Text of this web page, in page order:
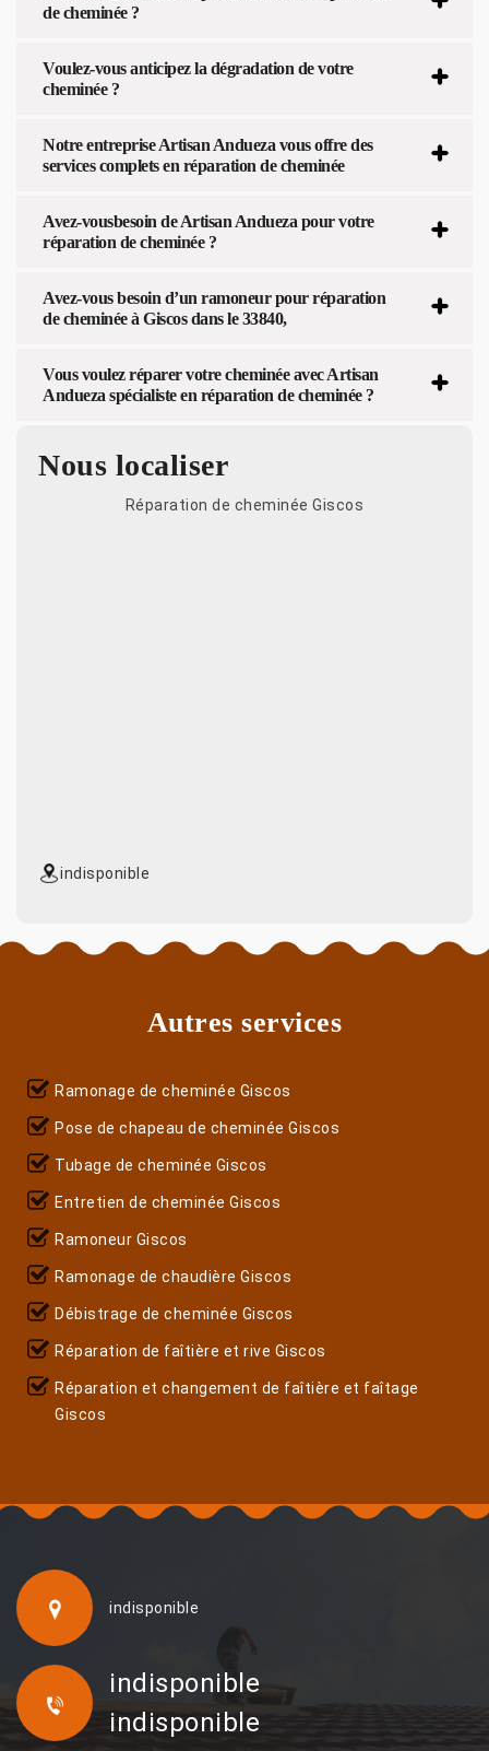
de cheminée ?
Voulez-vous anticipez la dégradation de votre
cheminée ?
Notre entreprise Artisan Andueza vous offre des
services complets en réparation de cheminée
Avez-vousbesoin de Artisan Andueza pour votre
réparation de cheminée ?
Avez-vous besoin d’un ramoneur pour réparation
de cheminée à Giscos dans le 33840,
Vous voulez réparer votre cheminée avec Artisan
Andueza spécialiste en réparation de cheminée ?
Nous localiser
Réparation de cheminée Giscos
indisponible
Autres services
Ramonage de cheminée Giscos
Pose de chapeau de cheminée Giscos
Tubage de cheminée Giscos
Entretien de cheminée Giscos
Ramoneur Giscos
Ramonage de chaudière Giscos
Débistrage de cheminée Giscos
Réparation de faîtière et rive Giscos
Réparation et changement de faîtière et faîtage
Giscos
indisponible
indisponible
indisponible